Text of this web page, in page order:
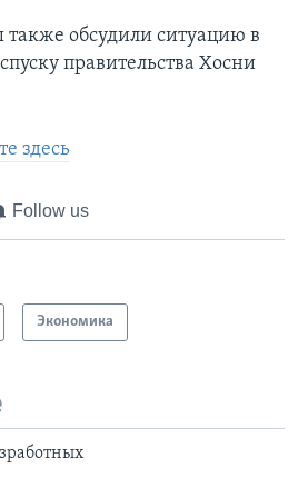
обсудили ситуацию в
правительства Хосни
здесь
Follow us
Экономика